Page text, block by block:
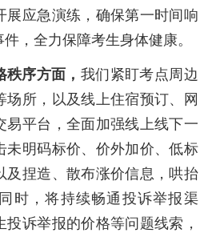
展应急演练，确保第一时间响
，全力保障考生身体健康。
序方面， 我们紧盯考点周边
场所，以及线上住宿预订、网
易平台，全面加强线上线下一
未明码标价、价外加价、低标
及捏造、散布涨价信息，哄抬
时，将持续畅通投诉举报渠
诉举报的价格等问题线索，